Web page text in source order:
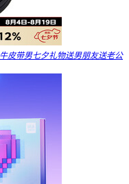
皮带男七夕礼物送男朋友送老公